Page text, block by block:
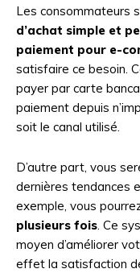
Les consommateurs
d’achat simple et
paiement pour e-
satisfaire ce besoin.
payer par carte
paiement depuis
soit le canal utilisé.
D’autre part, vous
dernières tendances
exemple, vous
plusieurs fois. Ce
moyen d’améliorer
effet la satisfaction